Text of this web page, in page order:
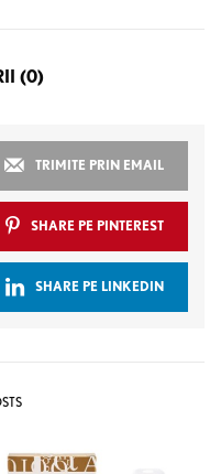
(0)
TRIMITE PRIN EMAIL
SHARE PE PINTEREST
SHARE PE LINKEDIN